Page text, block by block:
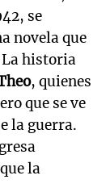
se
novela que
La historia
, quienes
que se ve
la guerra.
la